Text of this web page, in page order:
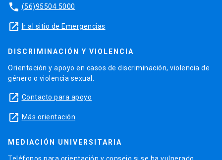
phone (56)95504 5000
launch Ir al sitio de Emergencias
DISCRIMINACIÓN Y VIOLENCIA
Orientación y apoyo en casos de discriminación, violencia de
género o violencia sexual.
launch Contacto para apoyo
launch Más orientación
MEDIACIÓN UNIVERSITARIA
Teléfonos para orientación y consejo si se ha vulnerado